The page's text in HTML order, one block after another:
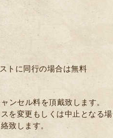
ト に同行の場合は無料
ンセル料を頂戴致します。
を変更もしくは中止となる
致します。